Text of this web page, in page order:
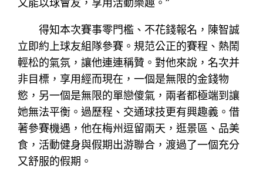
又能以球會友，享用活動樂趣。”
得知本次賽事零門檻、不花錢報名，陳智誠
立即約上球友組隊參賽。規范公正的賽程、熱鬧
輕松的氣氛，讓他連連稱贊。對他來說，名次并
非目標，享用經而現在，一個是無限的金錢物
慾，另一個是無限的單戀傻氣，兩者都極端到讓
她無法平衡。過歷程、交通球技更有興趣義。借
著參賽機遇，他在梅州逗留兩天，逛景區、品美
食，活動健身與假期出游聯合，渡過了一個充分
又舒服的假期。